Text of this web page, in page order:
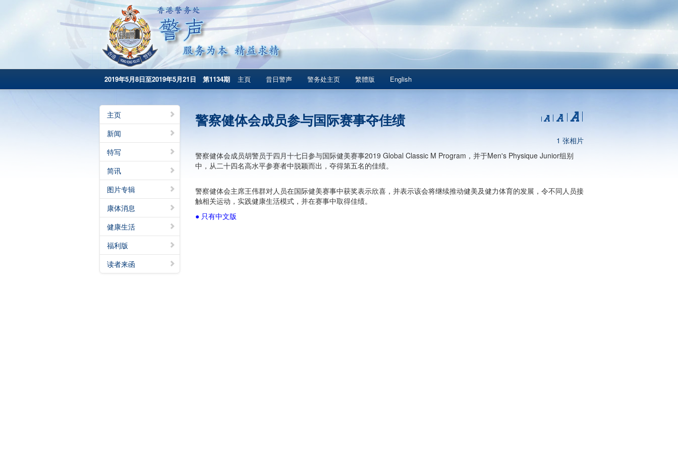
2019年5月8日至2019年5月21日 第1134期 主頁 昔日警声 警务处主页 繁體版 English
主页
新闻
特写
简讯
图片专辑
康体消息
健康生活
福利版
读者来函
警察健体会成员参与国际赛事夺佳绩
1 张相片
警察健体会成员胡警员于四月十七日参与国际健美赛事2019 Global Classic M Program，并于Men's Physique Junior组别
中，从二十四名高水平参赛者中脱颖而出，夺得第五名的佳绩。
警察健体会主席王伟群对人员在国际健美赛事中获奖表示欣喜，并表示该会将继续推动健美及健力体育的发展，令不同人员接
触相关运动，实践健康生活模式，并在赛事中取得佳绩。
● 只有中文版